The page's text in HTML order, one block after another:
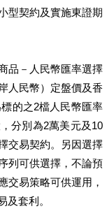
型契約及實施東證期
品－人民幣匯率選擇
人民幣）定盤價及香
的之2檔人民幣匯率
分別為2萬美元及10
交易契約。另因選擇
列可供選擇，不論預
交易策略可供運用，
及套利。